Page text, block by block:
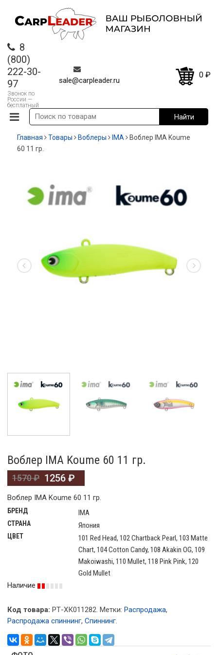
8
(800)
222-30-
97
Звонок по
России —
бесплатный
sale@carpleader.ru
0 ₽
Главная Товары Воблеры IMA
Воблер IMA Koume
60 11 гр.
Воблер IMA Koume 60 11 гр.
1570₽ 1256 ₽
Воблер IMA Koume 60 11 гр.
БРЕНД IMA
СТРАНА Япония
ЦВЕТ
101 Red Head, 102 Chartback Pearl, 103 Matte
Chart, 104 Cotton Candy, 108 Akakin OG, 109
Makoiwashi, 110 Mullet, 118 Pink Pink, 120
Gold Mullet
Наличие
Код товара: РТ-ХК011282. Метки: Распродажа,
Распродажа спиннинг, Спиннинг.